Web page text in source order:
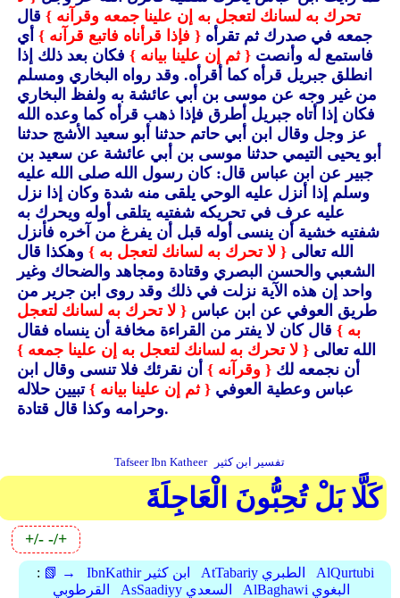
تحرك به لسانك لتعجل به إن علينا جمعه وقرآنه }قال
جمعه في صدرك ثم تقرأه { فإذا قرأناه فاتبع قرآنه }أي
فاستمع له وأنصت { ثم إن علينا بيانه }فكان بعد ذلك إذا
انطلق جبريل قرأه كما أقرأه.وقد رواه البخاري ومسلم
من غير وجه عن موسى بن أبي عائشة به ولفظ البخاري
فكان إذا أتاه جبريل أطرق فإذا ذهب قرأه كما وعده الله
عز وجل وقال ابن أبي حاتم حدثنا أبو سعيد الأشج حدثنا
أبو يحيى التيمي حدثنا موسى بن أبي عائشة عن سعيد بن
جبير عن ابن عباس قال: كان رسول الله صلى الله عليه
وسلم إذا أنزل عليه الوحي يلقى منه شدة وكان إذا نزل
عليه عرف في تحريكه شفتيه يتلقى أوله ويحرك به
شفتيه خشية أن ينسى أوله قبل أن يفرغ من آخره فأنزل
الله تعالى { لا تحرك به لسانك لتعجل به }وهكذا قال
الشعبي والحسن البصري وقتادة ومجاهد والضحاك وغير
واحد إن هذه الآية نزلت في ذلك وقد روى ابن جرير من
طريق العوفي عن ابن عباس { لا تحرك به لسانك لتعجل
به }قال كان لا يفتر من القراءة مخافة أن ينساه فقال
الله تعالى { لا تحرك به لسانك لتعجل به إن علينا جمعه }
أن نجمعه لك { وقرآنه }أن نقرئك فلا تنسى وقال ابن
عباس وعطية العوفي { ثم إن علينا بيانه }تبيين حلاله
وحرامه وكذا قال قتادة.
Tafseer Ibn Katheer تفسير ابن كثير
كَلَّا بَلْ تُحِبُّونَ الْعَاجِلَةَ
+/- -/+
: 📗 → IbnKathir ابن كثير AtTabariy الطبري
AlQurtubi
القرطوبي
AsSaadiyy السعدي
AlBaghawi البغوي